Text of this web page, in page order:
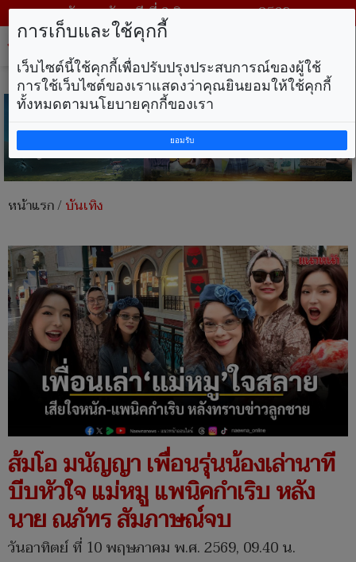
วันพฤหัสบดี ที่ 6 สิงหาคม พ.ศ. 2569
หน้าแรก/บันเทิง
ส้มโอ มนัญญา เพื่อนรุ่นน้องเล่านาที
บีบหัวใจ แม่หมู แพนิคกำเริบ หลัง
นาย ณภัทร สัมภาษณ์จบ
วันอาทิตย์ ที่ 10 พฤษภาคม พ.ศ. 2569, 09.40 น.
การเก็บและใช้คุกกี้
เว็บไซต์นี้ใช้คุกกี้เพื่อปรับปรุงประสบการณ์ของผู้ใช้
การใช้เว็บไซต์ของเราแสดงว่าคุณยินยอมให้ใช้คุกกี้
ทั้งหมดตามนโยบายคุกกี้ของเรา
ยอมรับ